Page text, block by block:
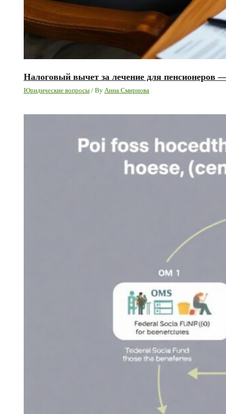
Налоговый вычет за лечение для пенсионеров
Юридические вопросы/ By Анна Смирнова